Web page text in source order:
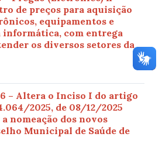
de preços para aquisição
equipamentos e
informática, com entrega
os diversos setores da
– Altera o Inciso I do artigo
2025, de 08/12/2025
nomeação dos novos
Municipal de Saúde de